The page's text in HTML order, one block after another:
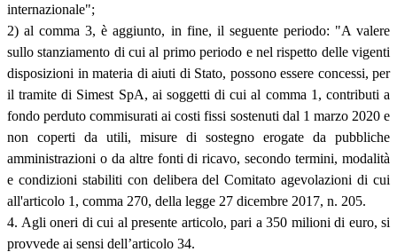
internazionale";
2) al comma 3, è aggiunto, in fine, il seguente periodo: "A valere
sullo stanziamento di cui al primo periodo e nel rispetto delle vigenti
disposizioni in materia di aiuti di Stato, possono essere concessi, per
il tramite di Simest SpA, ai soggetti di cui al comma 1, contributi a
fondo perduto commisurati ai costi fissi sostenuti dal 1 marzo 2020 e
non coperti da utili, misure di sostegno erogate da pubbliche
amministrazioni o da altre fonti di ricavo, secondo termini, modalità
e condizioni stabiliti con delibera del Comitato agevolazioni di cui
all'articolo 1, comma 270, della legge 27 dicembre 2017, n. 205.
4. Agli oneri di cui al presente articolo, pari a 350 milioni di euro, si
provvede ai sensi dell’articolo 34.